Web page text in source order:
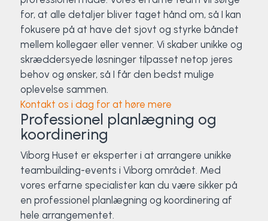
for, at alle detaljer bliver taget hånd om, så I kan
fokusere på at have det sjovt og styrke båndet
mellem kollegaer eller venner. Vi skaber unikke og
skræddersyede løsninger tilpasset netop jeres
behov og ønsker, så I får den bedst mulige
oplevelse sammen.
Kontakt os i dag for at høre mere
Professionel planlægning og
koordinering
Viborg Huset er eksperter i at arrangere unikke
teambuilding-events i Viborg området. Med
vores erfarne specialister kan du være sikker på
en professionel planlægning og koordinering af
hele arrangementet.